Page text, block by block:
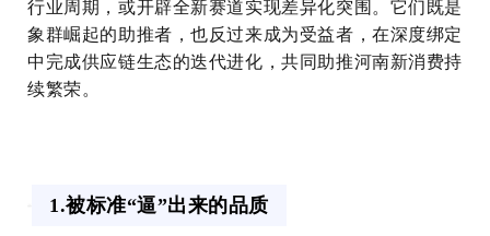
行业周期，或开辟全新赛道实现差异化突围。它们既是
象群崛起的助推者，也反过来成为受益者，在深度绑定
中完成供应链生态的迭代进化，共同助推河南新消费持
续繁荣。
1.被标准“逼”出来的品质